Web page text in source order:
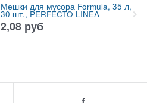
Мешки для мусора Formula, 35 л,
30 шт., PERFECTO LINEA
2,08 руб